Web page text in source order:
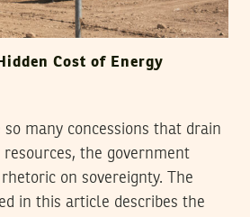
Cost of Energy
so many concessions that drain
the government
on sovereignty. The
in this article describes the